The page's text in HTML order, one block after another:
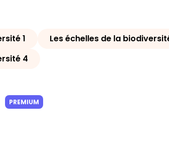
1 Les échelles de la
4
PREMIUM